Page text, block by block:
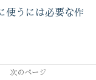
使うには必要な作
次のページ